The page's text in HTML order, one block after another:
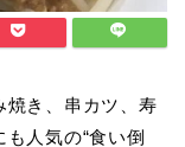
焼き、串カツ、寿
人気の“食い倒